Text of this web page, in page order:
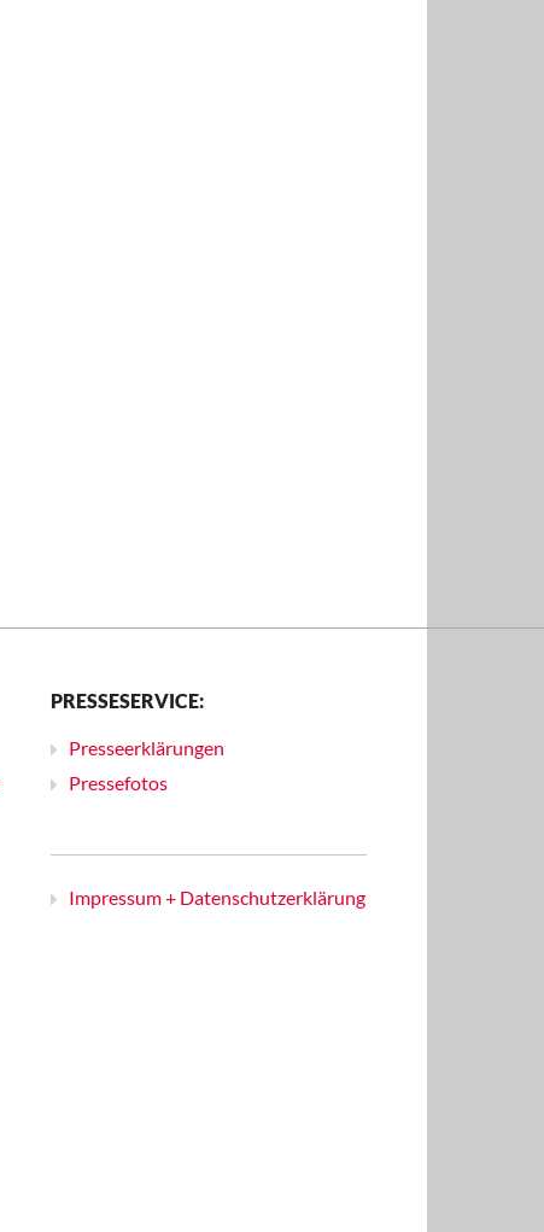
PRESSESERVICE:
Presseerklärungen
Pressefotos
Impressum + Datenschutzerklärung